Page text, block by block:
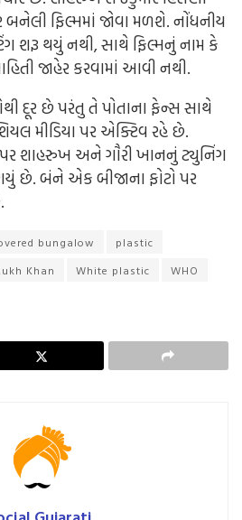
ફિલ્મમાં જોવા મળશે. નોંધનીય
શરૂ થયું નથી, સાથે ફિલ્મનું નામ કે
જાહેર કરવામાં આવી નથી.
દૂર છે પરંતુ તે પોતાના ફેન્સ સાથે
મીડિયા પર એક્ટિવ રહે છે.
પર શાહરુખ અને ગૌરી ખાનનું ટ્યુનિંગ
છે. બંને એક બીજાના ફોટો પર
bungalow
plastic
Khan White plastic
WHO